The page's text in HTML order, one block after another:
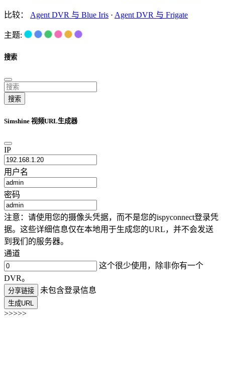
比较： Agent DVR 与 Blue Iris · Agent DVR 与 Frigate
主题:
搜索
搜索
Simshine 视频URL生成器
IP
用户名
密码
注意：请使用您的摄像头凭据，而不是您的ispyconnect登录凭
据。这些详细信息仅在本地用于生成您的URL，并不会发送
到我们的服务器。
通道
这个很少使用，除非你有一个
DVR。
分享链接 未包含登录信息
生成URL
>>>>>